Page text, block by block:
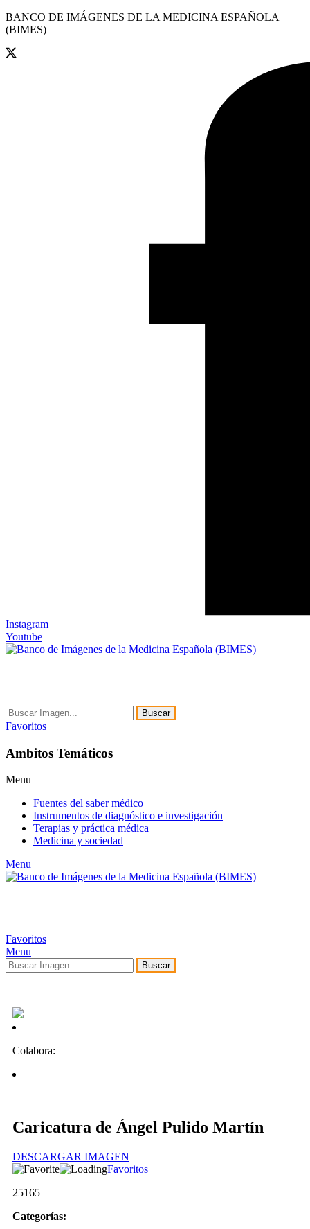
BANCO DE IMÁGENES DE LA MEDICINA ESPAÑOLA
(BIMES)
Instagram
Youtube
Buscar
Favoritos
Ambitos Temáticos
Menu
Fuentes del saber médico
Instrumentos de diagnóstico e investigación
Terapias y práctica médica
Medicina y sociedad
Menu
Favoritos
Menu
Buscar
Colabora:
Caricatura de Ángel Pulido Martín
DESCARGAR IMAGEN
Favoritos
25165
Categorías: